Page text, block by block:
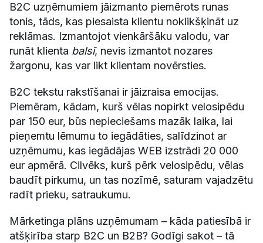
B2C uzņēmumiem jāizmanto piemērots runas
tonis, tāds, kas piesaista klientu noklikšķināt uz
reklāmas. Izmantojot vienkāršāku valodu, var
runāt klienta balsī, nevis izmantot nozares
žargonu, kas var likt klientam novērsties.
B2C tekstu rakstīšanai ir jāizraisa emocijas.
Piemēram, kādam, kurš vēlas nopirkt velosipēdu
par 150 eur, būs nepieciešams mazāk laika, lai
pieņemtu lēmumu to iegādāties, salīdzinot ar
uzņēmumu, kas iegādājas WEB izstrādi 20 000
eur apmērā. Cilvēks, kurš pērk velosipēdu, vēlas
baudīt pirkumu, un tas nozīmē, saturam vajadzētu
radīt prieku, satraukumu.
Mārketinga plāns uzņēmumam – kāda patiesībā ir
atšķirība starp B2C un B2B? Godīgi sakot – tā